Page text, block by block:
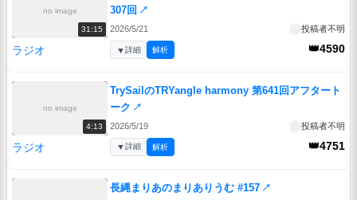
no image
31:15
307回 ↗
2026/5/21 投稿者不明
ラジオ 👑4590
▼詳細 解析
no image
4:13
TrySailのTRYangle harmony 第641回アフタート
ーク ↗
2026/5/19 投稿者不明
ラジオ 👑4751
▼詳細 解析
長縄まりあのまりありうむ #157 ↗